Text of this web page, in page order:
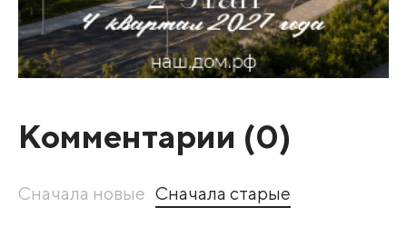
Комментарии (0)
Сначала новые Сначала старые